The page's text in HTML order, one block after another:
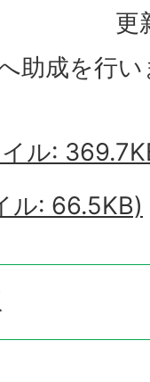
更
助成を行
ル:
ル: 66.5KB)